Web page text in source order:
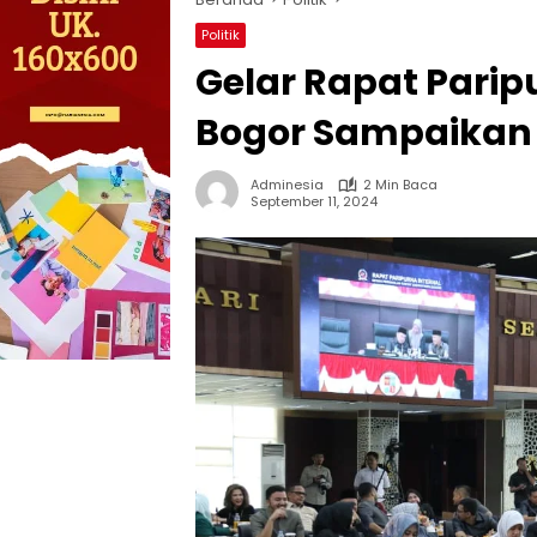
Politik
Gelar Rapat
Bogor
Adminesia
2 Min Baca
September 11, 2024